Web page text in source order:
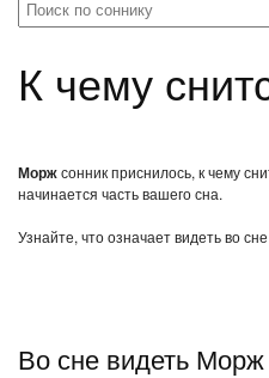
К чему
Моржсонник приснилось, к чему
начинается часть вашего сна.
Узнайте, что означает видеть во
Во сне видеть Морж